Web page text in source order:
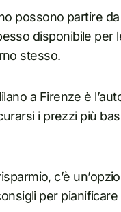
possono partire
disponibile per
stesso.
a Firenze è
i prezzi più
c’è
per pianificare